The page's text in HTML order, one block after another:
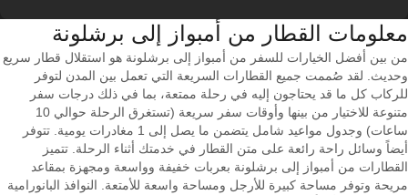
معلومات القطار من ‎أمبواز إلى ‎برشلونة
من بين أفضل الخيارات للسفر من أمبواز إلى برشلونة هو استقلال قطار سريع
وحديث. لقد صُممت جميع القطارات السريعة التي تعمل بين المدن لتوفر
للركاب كل ما قد يحتاجون إليه في رحلة ممتعة، بما في ذلك درجات سفر
متنوعة للاختيار من بينها وأوقات سفر سريعة (تستغرق الرحلة حوالي 10
ساعات) وجدول مواعيد شامل يتضمن ما يصل إلى 1 مغادرات يومية. تتوفر
أيضاً وسائل راحة رائعة على متن القطار في خدمتك أثناء الرحلة. تتميز
القطارات من أمبواز إلى برشلونة بعربات خفيفة وواسعة ومجهزة بمقاعد
مريحة وتوفر مساحة كبيرة للأرجل ومساحة واسعة للأمتعة. النوافذ البانورامية